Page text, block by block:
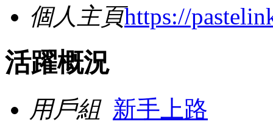
個人主頁https://
活躍概況
用戶組 新手上路